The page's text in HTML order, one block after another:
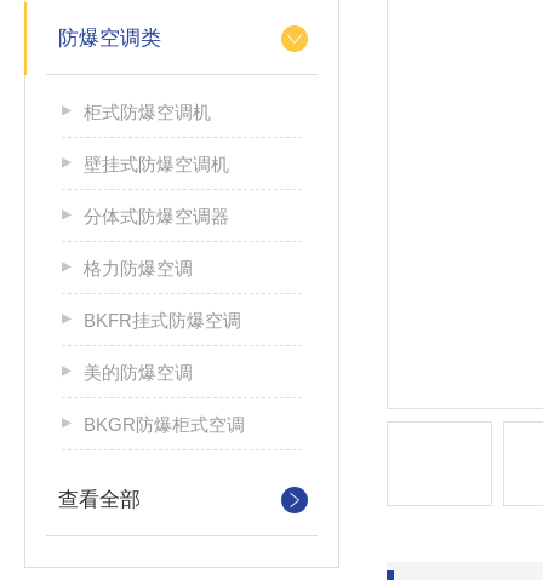
防爆空调类
柜式防爆空调机
壁挂式防爆空调机
分体式防爆空调器
格力防爆空调
BKFR挂式防爆空调
美的防爆空调
BKGR防爆柜式空调
查看全部